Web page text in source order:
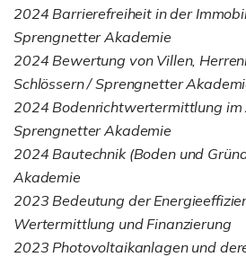
2024 Barrierefreiheit in der
Sprengnetter Akademie
2024 Bewertung von Villen,
Schlössern / Sprengnetter
2024 Bodenrichtwertermittlung im
Sprengnetter Akademie
2024 Bautechnik (Boden und
Akademie
2023 Bedeutung der
Wertermittlung und Finanzierung
2023 Photovoltaikanlagen und